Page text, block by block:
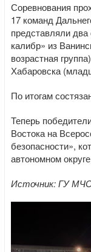
Соревнования
17 команд
представляли
калибр» из
возрастная
Хабаровска
По итогам
Теперь
Востока на
безопасности»,
автономном
Источник: ГУ МЧС